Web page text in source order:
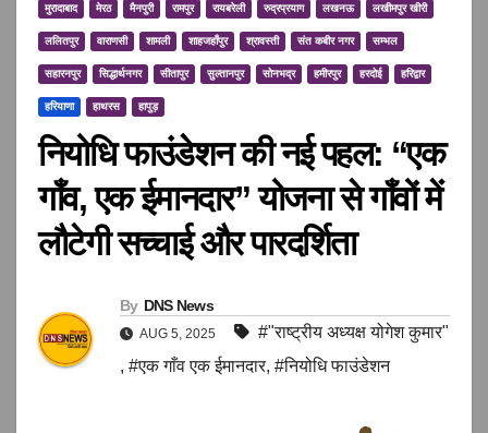
मुरादाबाद मेरठ मैनपुरी रामपुर रायबरेली रुद्रप्रयाग लखनऊ लखीमपुर खीरी
ललितपुर वाराणसी शामली शाहजहाँपुर श्रावस्ती संत कबीर नगर सम्भल
सहारनपुर सिद्धार्थनगर सीतापुर सुल्तानपुर सोनभद्र हमीरपुर हरदोई हरिद्वार
हरियाणा हाथरस हापुड़
नियोधि फाउंडेशन की नई पहल: “एक
गाँव, एक ईमानदार” योजना से गाँवों में
लौटेगी सच्चाई और पारदर्शिता
By DNS News
AUG 5, 2025
#"राष्ट्रीय अध्यक्ष योगेश कुमार"
, #एक गाँव एक ईमानदार, #नियोधि फाउंडेशन